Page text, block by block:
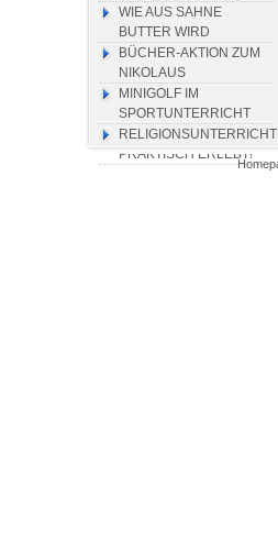
WIE AUS SAHNE
BUTTER WIRD
BÜCHER-AKTION ZUM
NIKOLAUS
MINIGOLF IM
SPORTUNTERRICHT
RELIGIONSUNTERRICHT
PRAKTISCH ERLEBT!